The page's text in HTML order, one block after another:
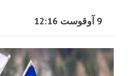
9 آوقوست 12:16